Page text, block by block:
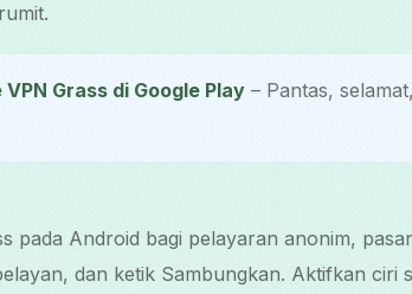
VPN Grass di Google Play – Pantas,
pada Android bagi pelayaran anonim,
dan ketik Sambungkan. Aktifkan ciri